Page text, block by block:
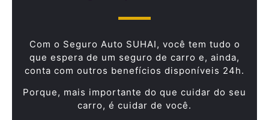
Com o Seguro Auto SUHAI, você tem tudo o
que espera de um seguro de carro e, ainda,
conta com outros benefícios disponíveis 24h.
Porque, mais importante do que cuidar do seu
carro, é cuidar de você.